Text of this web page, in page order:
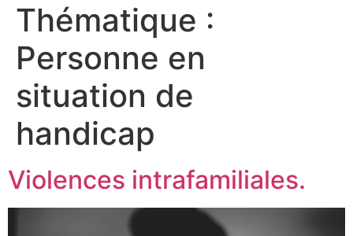
Thématique :
Personne en
situation de
handicap
Violences intrafamiliales.